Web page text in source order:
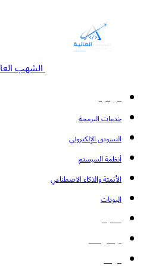
الشهب
الرئيسية
خدمات البرمجة
التسويق الإلكتروني
أنظمة السيستم
الأتمتة والذكاء الاصطناعي
البوتات
المدونة
تواصل معنا
من نحن